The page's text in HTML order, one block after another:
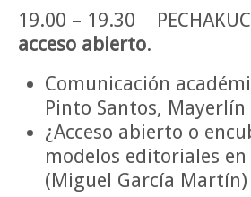
19.00 – 19.30
acceso abierto.
Comunicación
Pinto Santos,
¿Acceso abierto o
modelos editoriales
(Miguel García Martín)